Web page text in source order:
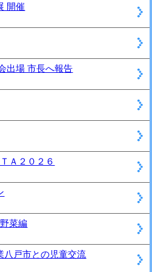
開催
出場 市長へ報告
Ａ２０２６
菜編
八戸市との児童交流